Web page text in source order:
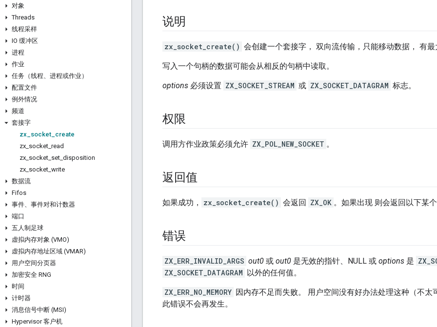
对象
Threads
线程采样
IO 缓冲区
进程
作业
任务（线程、进程或作业）
配置文件
例外情况
频道
套接字
zx socket create
zx socket read
zx socket set disposition
zx socket write
数据流
Fifos
事件、事件对和计数器
端口
五人制足球
虚拟内存对象 (VMO)
虚拟内存地址区域 (VMAR)
用户空间分页器
加密安全 RNG
时间
计时器
消息信号中断 (MSI)
Hypervisor 客户机
说明
zx_socket_create() 会创建一个套接字， 双向流传输，只能移动数据， 有
写入一个句柄的数据可能会从相反的句柄中读取。
options 必须设置 ZX_SOCKET_STREAM 或 ZX_SOCKET_DATAGRAM 标志。
权限
调用方作业政策必须允许 ZX_POL_NEW_SOCKET 。
返回值
如果成功， zx_socket_create() 会返回 ZX_OK 。如果出现 则会返回以下某
错误
ZX_ERR_INVALID_ARGS out0 或 out0 是无效的指针、NULL 或 options 是
ZX_SOCKET_DATAGRAM 以外的任何值。
ZX_ERR_NO_MEMORY 因内存不足而失败。 用户空间没有好办法处理这种（不太
此错误不会再发生。